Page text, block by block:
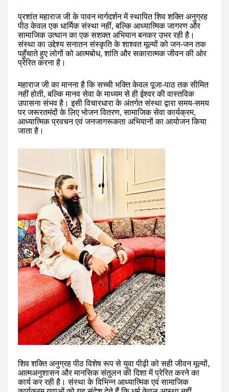
प्रशांत महाराज जी के पावन मार्गदर्शन में स्थापित शिव शक्ति अनुग्रह
पीठ केवल एक धार्मिक संस्था नहीं, बल्कि आध्यात्मिक जागरण और
सामाजिक उत्थान का एक सशक्त अभियान बनकर उभर रही है।
संस्था का उद्देश्य सनातन संस्कृति के शाश्वत मूल्यों को जन-जन तक
पहुँचाते हुए लोगों को आत्मबोध, शांति और सकारात्मक जीवन की ओर
प्रेरित करना है।
महाराज जी का मानना है कि सच्ची भक्ति केवल पूजा-पाठ तक सीमित
नहीं होती, बल्कि मानव सेवा के माध्यम से ही ईश्वर की वास्तविक
उपासना संभव है। इसी विचारधारा के अंतर्गत संस्था द्वारा समय-समय
पर जरूरतमंदों के लिए भोजन वितरण, सामाजिक सेवा कार्यक्रम,
आध्यात्मिक प्रवचन एवं जनजागरूकता अभियानों का आयोजन किया
जाता है।
शिव शक्ति अनुग्रह पीठ विशेष रूप से युवा पीढ़ी को सही जीवन मूल्यों,
आत्मअनुशासन और मानसिक संतुलन की दिशा में प्रेरित करने का
कार्य कर रही है। संस्था के विभिन्न आध्यात्मिक एवं सामाजिक